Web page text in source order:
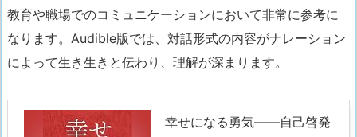
教育や職場でのコミュニケーションにおいて非常に参考に
なります。Audible版では、対話形式の内容がナレーション
によって生き生きと伝わり、理解が深まります。
幸せになる勇気――自己啓発